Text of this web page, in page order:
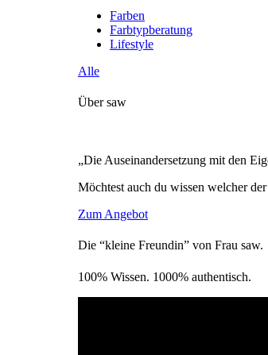
Farben
Farbtypberatung
Lifestyle
Alle
Über saw
„Die Auseinandersetzung mit den
Möchtest auch du wissen welcher
Zum Angebot
Die “kleine Freundin” von Frau saw.
100% Wissen. 1000% authentisch.